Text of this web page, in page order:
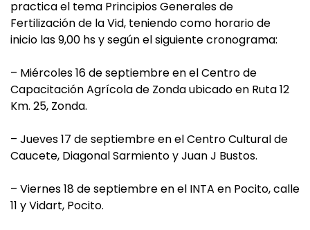
practica el tema Principios Generales de
Fertilización de la Vid, teniendo como horario de
inicio las 9,00 hs y según el siguiente cronograma:
– Miércoles 16 de septiembre en el Centro de
Capacitación Agrícola de Zonda ubicado en Ruta 12
Km. 25, Zonda.
– Jueves 17 de septiembre en el Centro Cultural de
Caucete, Diagonal Sarmiento y Juan J Bustos.
– Viernes 18 de septiembre en el INTA en Pocito, calle
11 y Vidart, Pocito.